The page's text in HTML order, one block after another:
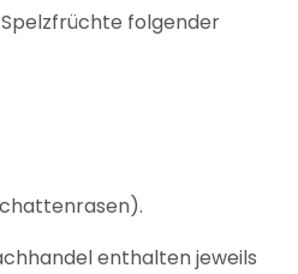
folgender
enthalten jeweils